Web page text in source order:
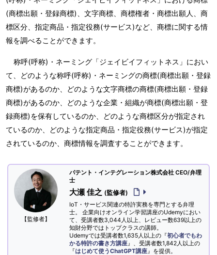
(商標出願・登録商標)、文字商標、商標権者・商標出願人、商
標区分、指定商品・指定役務(サービス)など、商標に関する情
報を調べることができます。
称呼(呼称)・ネーミング「ジェイビイフィットネス」におい
て、どのような称呼(呼称)・ネーミングの商標(商標出願・登録
商標)があるのか、どのような文字商標の商標(商標出願・登録
商標)があるのか、どのような企業・組織が商標(商標出願・登
録商標)を保有しているのか、どのような商標区分が指定され
ているのか、どのような指定商品・指定役務(サービス)が指定
されているのか、商標情報を調査することができます。
【監修者】
パテント・インテグレーション株式会社 CEO/弁理
士
大瀬 佳之 (監修者)
IoT・サービス関連の特許実務を専門とする弁理
士。 企業向けオンライン学習講座のUdemyにおい
て、受講者数3,044人以上、レビュー数639以上の
知財分野ではトップクラスの講師。
Udemyでは受講者数1,635人以上の『初心者でもわ
かる特許の書き方講座 』、受講者数1,842人以上の
『はじめて使うChatGPT講座 』を提供。